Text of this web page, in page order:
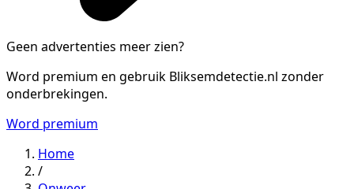
Geen advertenties meer zien?
Word premium en gebruik Bliksemdetectie.nl zonder
onderbrekingen.
Word premium
Home
/